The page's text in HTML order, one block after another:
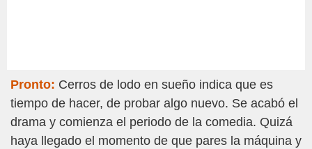
Pronto: Cerros de lodo en sueño indica que es
tiempo de hacer, de probar algo nuevo. Se acabó el
drama y comienza el periodo de la comedia. Quizá
haya llegado el momento de que pares la máquina y